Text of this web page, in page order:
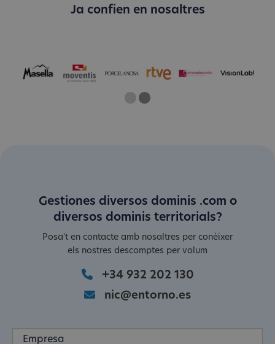
Ja confien en nosaltres
OneTwo
Current Slide
Gestiones diversos dominis .com o
diversos dominis territorials?
Posa't en contacte amb nosaltres per conèixer
els nostres descomptes per volum
+34 932 202 130
nic@entorno.es